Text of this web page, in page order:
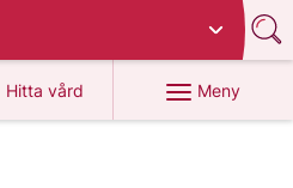
Hitta vård
på 1177.se
Meny